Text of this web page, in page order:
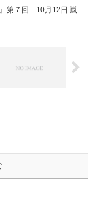
』第７回 10月12日 嵐